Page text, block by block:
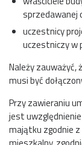
sprzedawanej
uczestnicy
uczestniczy w
Należy zauważyć,
musi być
Przy zawieraniu
jest
majątku zgodnie